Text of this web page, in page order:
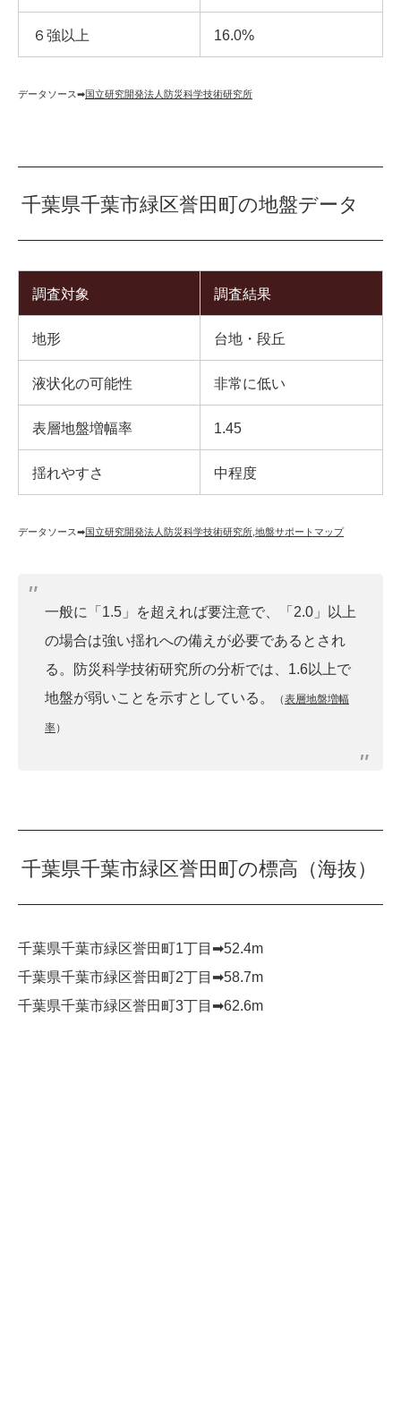
６強以上 16.0%
データソース➡︎国立研究開発法人防災科学技術研究所
千葉県千葉市緑区誉田町の地盤データ
調査対象 調査結果
地形 台地・段丘
液状化の可能性 非常に低い
表層地盤増幅率 1.45
揺れやすさ 中程度
データソース➡︎国立研究開発法人防災科学技術研究所 地盤サポートマップ
一般に「1.5」を超えれば要注意で、「2.0」以上
の場合は強い揺れへの備えが必要であるとされ
る。防災科学技術研究所の分析では、1.6以上で
地盤が弱いことを示すとしている。
（表層地盤増幅
率）
千葉県千葉市緑区誉田町の標高（海抜）
千葉県千葉市緑区誉田町1丁目➡︎52.4m
千葉県千葉市緑区誉田町2丁目➡︎58.7m
千葉県千葉市緑区誉田町3丁目➡︎62.6m